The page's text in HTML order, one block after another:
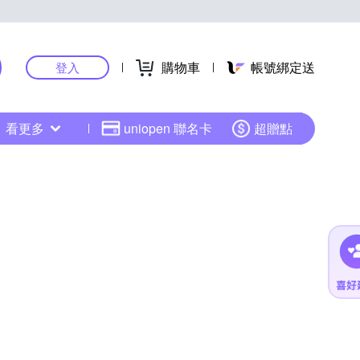
登入 購物車 帳號綁定送
看更多 uniopen 聯名卡 超贈點